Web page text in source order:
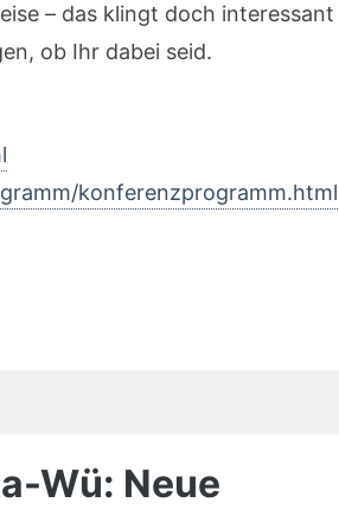
– das klingt doch interessant
ob Ihr dabei seid.
konferenzprogramm.html
Wü: Neue